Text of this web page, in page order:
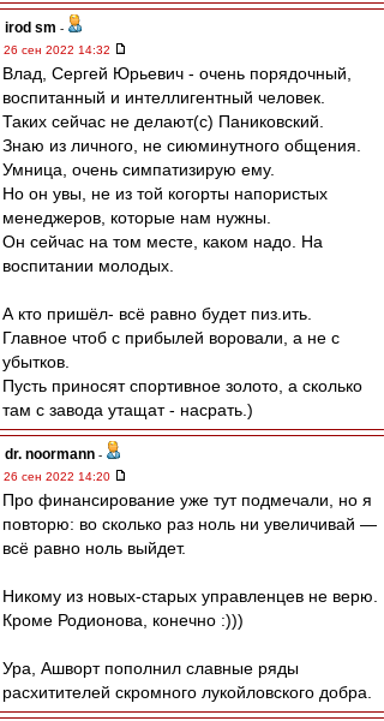
irod sm -
26 сен 2022 14:32
Влад, Сергей Юрьевич - очень порядочный,
воспитанный и интеллигентный человек.
Таких сейчас не делают(с) Паниковский.
Знаю из личного, не сиюминутного общения.
Умница, очень симпатизирую ему.
Но он увы, не из той когорты напористых
менеджеров, которые нам нужны.
Он сейчас на том месте, каком надо. На
воспитании молодых.
А кто пришёл- всё равно будет пиз.ить.
Главное чтоб с прибылей воровали, а не с
убытков.
Пусть приносят спортивное золото, а сколько
там с завода утащат - насрать.)
dr. noormann -
26 сен 2022 14:20
Про финансирование уже тут подмечали, но я
повторю: во сколько раз ноль ни увеличивай —
всё равно ноль выйдет.
Никому из новых-старых управленцев не верю.
Кроме Родионова, конечно :)))
Ура, Ашворт пополнил славные ряды
расхитителей скромного лукойловского добра.